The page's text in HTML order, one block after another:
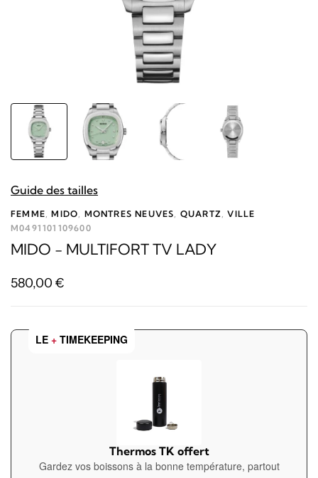
Guide des tailles
FEMME ,MIDO MONTRES NEUVES QUARTZ ,VILLE
M0491101109600
MIDO - MULTIFORT TV LADY
580,00 €
LE + TIMEKEEPING
Thermos TK offert
Gardez vos boissons à la bonne température, partout